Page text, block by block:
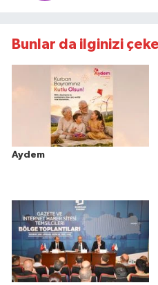
Bunlar da ilginizi
Aydem